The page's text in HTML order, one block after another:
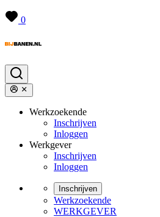
0
Werkzoekende
Inschrijven
Inloggen
Werkgever
Inschrijven
Inloggen
Inschrijven
Werkzoekende
WERKGEVER